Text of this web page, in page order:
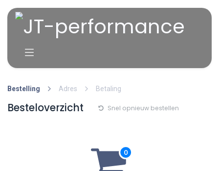
Bestelling Adres Betaling
Besteloverzicht Snel opnieuw bestellen